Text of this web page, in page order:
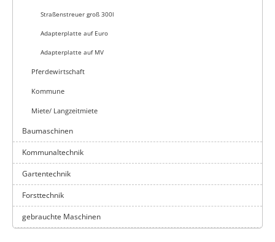
Straßenstreuer groß 300l
Adapterplatte auf Euro
Adapterplatte auf MV
Pferdewirtschaft
Kommune
Miete/ Langzeitmiete
Baumaschinen
Kommunaltechnik
Gartentechnik
Forsttechnik
gebrauchte Maschinen